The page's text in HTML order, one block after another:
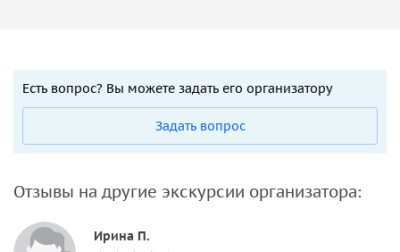
Есть вопрос? Вы можете задать его организатору
Задать вопрос
Отзывы на другие экскурсии организатора:
Ирина П.